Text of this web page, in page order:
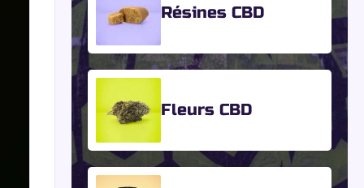
Résines CBD
Fleurs CBD